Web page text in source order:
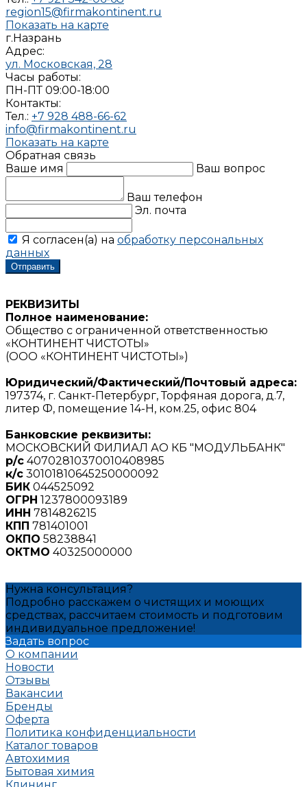
region15@firmakontinent.ru
Показать на карте
г.Назрань
Адрес:
ул. Московская, 28
Часы работы:
ПН-ПТ 09:00-18:00
Контакты:
Тел.: +7 928 488-66-62
info@firmakontinent.ru
Показать на карте
Обратная связь
Ваше имя
Ваш вопрос
Ваш телефон
Эл. почта
Я согласен(а) на обработку персональных
данных
РЕКВИЗИТЫ
Полное наименование:
Общество с ограниченной ответственностью
«КОНТИНЕНТ ЧИСТОТЫ»
(ООО «КОНТИНЕНТ ЧИСТОТЫ»)
Юридический/Фактический/Почтовый адреса:
197374, г. Санкт-Петербург, Торфяная дорога, д.7,
литер Ф, помещение 14-Н, ком.25, офис 804
Банковские реквизиты:
МОСКОВСКИЙ ФИЛИАЛ АО КБ "МОДУЛЬБАНК"
р/с 40702810370010408985
к/с 30101810645250000092
БИК 044525092
ОГРН 1237800093189
ИНН 7814826215
КПП 781401001
ОКПО 58238841
ОКТМО 40325000000
Нужна консультация?
Подробно расскажем о чистящих и моющих
средствах, рассчитаем стоимость и подготовим
индивидуальное предложение!
Задать вопрос
О компании
Новости
Отзывы
Вакансии
Бренды
Оферта
Политика конфиденциальности
Каталог товаров
Автохимия
Бытовая химия